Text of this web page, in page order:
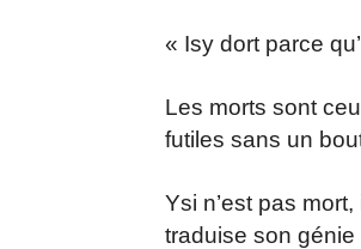
« Isy dort parce
Les morts sont
futiles sans un
Ysi n’est pas
traduise son génie